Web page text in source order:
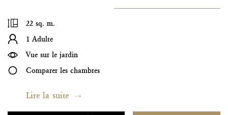
22 sq. m.
1 Adulte
Vue sur le jardin
Comparer les chambres
Lire la suite